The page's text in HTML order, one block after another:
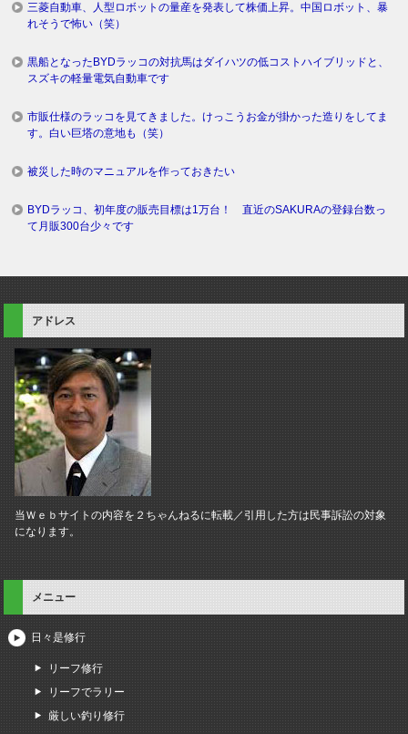
三菱自動車、人型ロボットの量産を発表して株価上昇。中国ロボット、暴
れそうで怖い（笑）
黒船となったBYDラッコの対抗馬はダイハツの低コストハイブリッドと、
スズキの軽量電気自動車です
市販仕様のラッコを見てきました。けっこうお金が掛かった造りをしてま
す。白い巨塔の意地も（笑）
被災した時のマニュアルを作っておきたい
BYDラッコ、初年度の販売目標は1万台！ 直近のSAKURAの登録台数っ
て月販300台少々です
アドレス
当Ｗｅｂサイトの内容を２ちゃんねるに転載／引用した方は民事訴訟の対象
になります。
メニュー
日々是修行
リーフ修行
リーフでラリー
厳しい釣り修行